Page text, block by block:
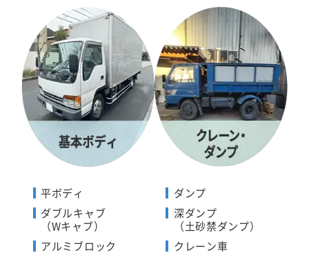
平ボディ
ダブルキャブ
（Wキャブ）
アルミブロック
ダンプ
深ダンプ
（土砂禁ダンプ）
クレーン車